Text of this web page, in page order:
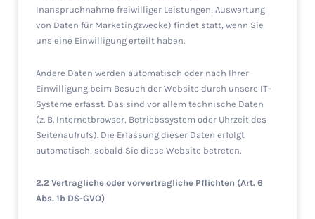
Inanspruchnahme freiwilliger Leistungen, Auswertung
von Daten für Marketingzwecke) findet statt, wenn Sie
uns eine Einwilligung erteilt haben.
Andere Daten werden automatisch oder nach Ihrer
Einwilligung beim Besuch der Website durch unsere IT-
Systeme erfasst. Das sind vor allem technische Daten
(z. B. Internetbrowser, Betriebssystem oder Uhrzeit des
Seitenaufrufs). Die Erfassung dieser Daten erfolgt
automatisch, sobald Sie diese Website betreten.
2.2 Vertragliche oder vorvertragliche Pflichten (Art. 6
Abs. 1b DS-GVO)